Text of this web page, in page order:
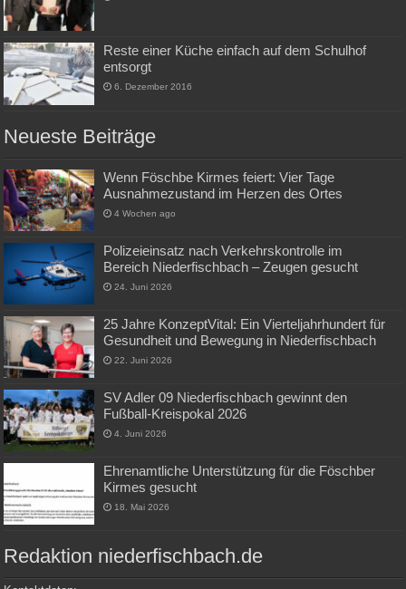
Reste einer Küche einfach auf dem Schulhof
entsorgt
6. Dezember 2016
Neueste Beiträge
Wenn Föschbe Kirmes feiert: Vier Tage
Ausnahmezustand im Herzen des Ortes
4 Wochen ago
Polizeieinsatz nach Verkehrskontrolle im
Bereich Niederfischbach – Zeugen gesucht
24. Juni 2026
25 Jahre KonzeptVital: Ein Vierteljahrhundert für
Gesundheit und Bewegung in Niederfischbach
22. Juni 2026
SV Adler 09 Niederfischbach gewinnt den
Fußball-Kreispokal 2026
4. Juni 2026
Ehrenamtliche Unterstützung für die Föschber
Kirmes gesucht
18. Mai 2026
Redaktion niederfischbach.de